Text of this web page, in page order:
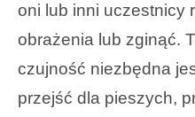
oni lub inni uczestnicy
obrażenia lub zginąć.
czujność niezbędna
przejść dla pieszych,